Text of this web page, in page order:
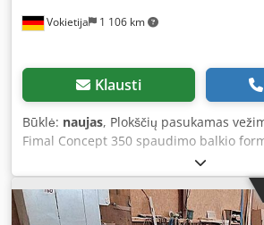
Vokietija 1 106 km
Klausti
Būklė: naujas, Plokščių pasukamas
Fimal Concept 350 spaudimo balkio
modeliui pilnas komplektas su 4
su fiksatoriumi) Dodpjw I U A Ijfx Ad
kryptimis judančių ratukų ir
Prieinamumas: greitai pristatomas